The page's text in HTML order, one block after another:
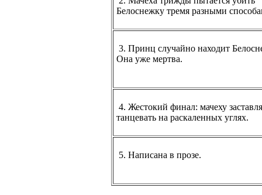
Белоснежку тремя разными
3. Принц случайно находит
Она уже мертва.
4. Жестокий финал: мачеху
танцевать на раскаленных углях.
5. Написана в прозе.